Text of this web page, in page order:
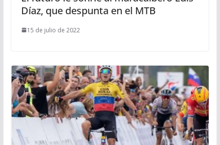
Díaz, que despunta en el MTB
15 de julio de 2022